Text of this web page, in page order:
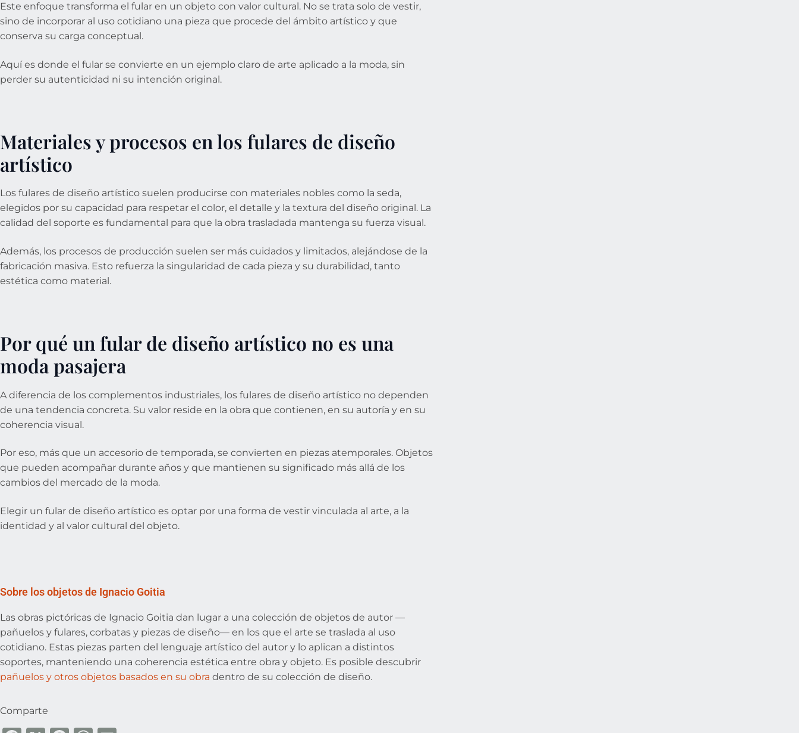
Este enfoque transforma el fular en un objeto con valor cultural. No se trata solo de vestir,
sino de incorporar al uso cotidiano una pieza que procede del ámbito artístico y que
conserva su carga conceptual.
Aquí es donde el fular se convierte en un ejemplo claro de arte aplicado a la moda, sin
perder su autenticidad ni su intención original.
Materiales y procesos en los fulares de diseño
artístico
Los fulares de diseño artístico suelen producirse con materiales nobles como la seda,
elegidos por su capacidad para respetar el color, el detalle y la textura del diseño original. La
calidad del soporte es fundamental para que la obra trasladada mantenga su fuerza visual.
Además, los procesos de producción suelen ser más cuidados y limitados, alejándose de la
fabricación masiva. Esto refuerza la singularidad de cada pieza y su durabilidad, tanto
estética como material.
Por qué un fular de diseño artístico no es una
moda pasajera
A diferencia de los complementos industriales, los fulares de diseño artístico no dependen
de una tendencia concreta. Su valor reside en la obra que contienen, en su autoría y en su
coherencia visual.
Por eso, más que un accesorio de temporada, se convierten en piezas atemporales. Objetos
que pueden acompañar durante años y que mantienen su significado más allá de los
cambios del mercado de la moda.
Elegir un fular de diseño artístico es optar por una forma de vestir vinculada al arte, a la
identidad y al valor cultural del objeto.
Sobre los objetos de Ignacio Goitia
Las obras pictóricas de Ignacio Goitia dan lugar a una colección de objetos de autor —
pañuelos y fulares, corbatas y piezas de diseño— en los que el arte se traslada al uso
cotidiano. Estas piezas parten del lenguaje artístico del autor y lo aplican a distintos
soportes, manteniendo una coherencia estética entre obra y objeto. Es posible descubrir
pañuelos y otros objetos basados en su obra dentro de su colección de diseño.
Comparte